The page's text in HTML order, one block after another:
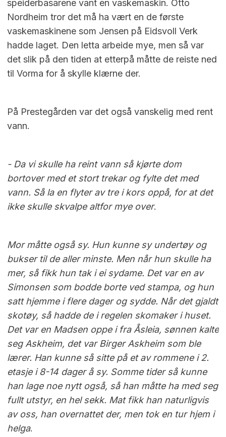
speiderbasarene vant en vaskemaskin. Otto
Nordheim tror det må ha vært en de første
vaskemaskinene som Jensen på Eidsvoll Verk
hadde laget. Den letta arbeide mye, men så var
det slik på den tiden at etterpå måtte de reiste ned
til Vorma for å skylle klærne der.
På Prestegården var det også vanskelig med rent
vann.
- Da vi skulle ha reint vann så kjørte dom
bortover med et stort trekar og fylte det med
vann. Så la en flyter av tre i kors oppå, for at det
ikke skulle skvalpe altfor mye over.
Mor måtte også sy. Hun kunne sy undertøy og
bukser til de aller minste. Men når hun skulle ha
mer, så fikk hun tak i ei sydame. Det var en av
Simonsen som bodde borte ved stampa, og hun
satt hjemme i flere dager og sydde. Når det gjaldt
skotøy, så hadde de i regelen skomaker i huset.
Det var en Madsen oppe i fra Åsleia, sønnen kalte
seg Askheim, det var Birger Askheim som ble
lærer. Han kunne så sitte på et av rommene i 2.
etasje i 8-14 dager å sy. Somme tider så kunne
han lage noe nytt også, så han måtte ha med seg
fullt utstyr, en hel sekk. Mat fikk han naturligvis
av oss, han overnattet der, men tok en tur hjem i
helga.